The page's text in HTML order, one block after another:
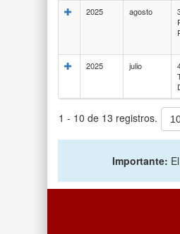
2025
agosto
2025
julio
1 - 10 de 13 registros.
Importante: